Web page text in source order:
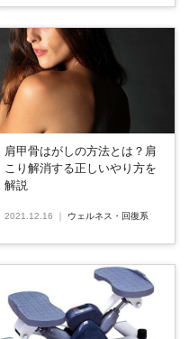
肩甲骨はがしの方法とは？肩
こり解消する正しいやり方を
解説
2021.12.16 ウェルネス・回復系